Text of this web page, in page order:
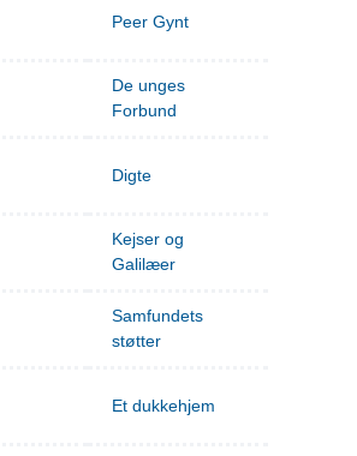
Peer Gynt
De unges
Forbund
Digte
Kejser og
Galilæer
Samfundets
støtter
Et dukkehjem